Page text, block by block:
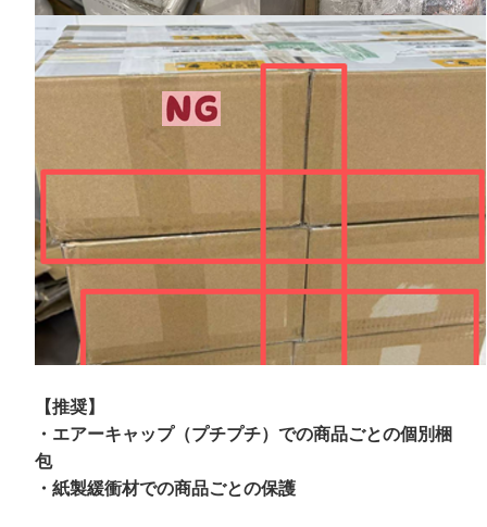
【推奨】
・エアーキャップ（プチプチ）での商品ごとの個別梱
包
・紙製緩衝材での商品ごとの保護